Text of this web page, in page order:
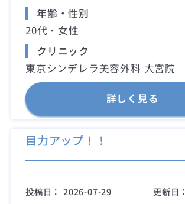
年齢・性別
20代・女性
クリニック
東京シンデレラ美容外科 大宮院
詳しく見る
目力アップ！！
投稿日： 2026-07-29 更新日：